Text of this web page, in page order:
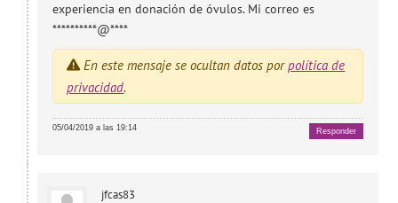
experiencia en donación de óvulos. Mi correo es
**********@****
En este mensaje se ocultan datos porpolítica de
privacidad.
05/04/2019 a las 19:14 Responder
jfcas83